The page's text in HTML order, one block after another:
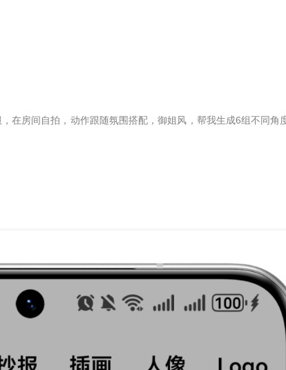
在房间自拍，动作跟随氛围搭配，御姐风，帮我生成6组不同角